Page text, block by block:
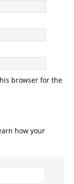
browser for the
how your